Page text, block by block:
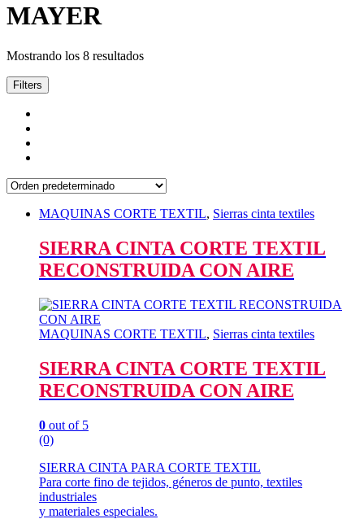
MAYER
Mostrando los 8 resultados
Filters
MAQUINAS CORTE TEXTIL, Sierras cinta textiles
SIERRA CINTA CORTE TEXTIL
RECONSTRUIDA CON AIRE
MAQUINAS CORTE TEXTIL, Sierras cinta textiles
SIERRA CINTA CORTE TEXTIL
RECONSTRUIDA CON AIRE
0 out of 5
(0)
SIERRA CINTA PARA CORTE TEXTIL
Para corte fino de tejidos, géneros de punto, textiles
industriales
y materiales especiales.